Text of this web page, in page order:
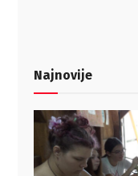
Najnovije